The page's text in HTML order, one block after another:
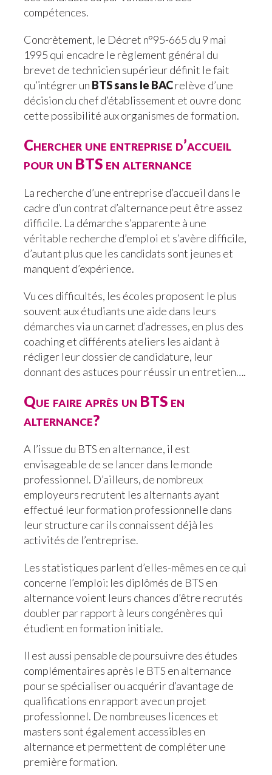
compétences.
Concrètement, le Décret n°95-665 du 9 mai
1995 qui encadre le règlement général du
brevet de technicien supérieur définit le fait
qu’intégrer un BTS sans le BACrelève d’une
décision du chef d’établissement et ouvre donc
cette possibilité aux organismes de formation.
Chercher une entreprise d’accueil
pour un BTS en alternance
La recherche d’une entreprise d’accueil dans le
cadre d’un contrat d’alternance peut être assez
difficile. La démarche s’apparente à une
véritable recherche d’emploi et s’avère difficile,
d’autant plus que les candidats sont jeunes et
manquent d’expérience.
Vu ces difficultés, les écoles proposent le plus
souvent aux étudiants une aide dans leurs
démarches via un carnet d’adresses, en plus des
coaching et différents ateliers les aidant à
rédiger leur dossier de candidature, leur
donnant des astuces pour réussir un entretien….
Que faire après un BTS en
alternance?
A l’issue du BTS en alternance, il est
envisageable de se lancer dans le monde
professionnel. D’ailleurs, de nombreux
employeurs recrutent les alternants ayant
effectué leur formation professionnelle dans
leur structure car ils connaissent déjà les
activités de l’entreprise.
Les statistiques parlent d’elles-mêmes en ce qui
concerne l’emploi: les diplômés de BTS en
alternance voient leurs chances d’être recrutés
doubler par rapport à leurs congénères qui
étudient en formation initiale.
Il est aussi pensable de poursuivre des études
complémentaires après le BTS en alternance
pour se spécialiser ou acquérir d’avantage de
qualifications en rapport avec un projet
professionnel. De nombreuses licences et
masters sont également accessibles en
alternance et permettent de compléter une
première formation.